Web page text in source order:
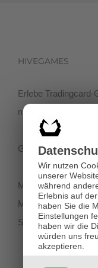
Wir nutzen
unserer
während
Erlebnis auf
haben Sie die
Einstellungen
haben wir die
würden uns
akzeptieren.
HIVEGAMES
Erlebe
mit einer netten
Getreidegasse 3,
Montag-Dienstag
Mittwoch-Freitag
Samstag 12:00 -